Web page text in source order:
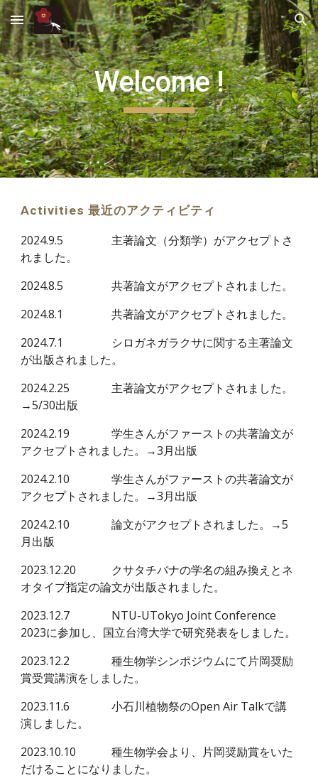
Skip to main content Skip to navigation
Welcome !
Activities 最近のアクティビティ
2024.9.5
主著論文（分類学）がアクセプトさ
れました。
2024.8.5
共著論文がアクセプトされました。
2024.8.1
共著論文がアクセプトされました。
2024.7.1
シロガネガラクサに関する主著論文
が出版されました。
2024.2.25
主著論文がアクセプトされました。
→5/30出版
2024.2.19
学生さんがファーストの共著論文が
アクセプトされました。→3月出版
2024.2.10
学生さんがファーストの共著論文が
アクセプトされました。→3月出版
2024.2.10
論文がアクセプトされました。 →5
月出版
2023.12.20
クサタチバナの学名の組み換えとネ
オタイプ指定の論文が出版されました。
2023.12.7
NTU-UTokyo Joint Conference
2023に参加し、国立台湾大学で研究発表をしました。
2023.12.2
種生物学シンポジウムにて片岡奨励
賞受賞講演をしました。
2023.11.6
小石川植物祭のOpen Air Talkで講
演しました。
2023.10.10
種生物学会より、片岡奨励賞をいた
だけることになりました。